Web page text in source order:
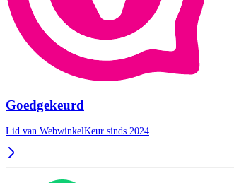
Goedgekeurd
Lid van WebwinkelKeur sinds 2024